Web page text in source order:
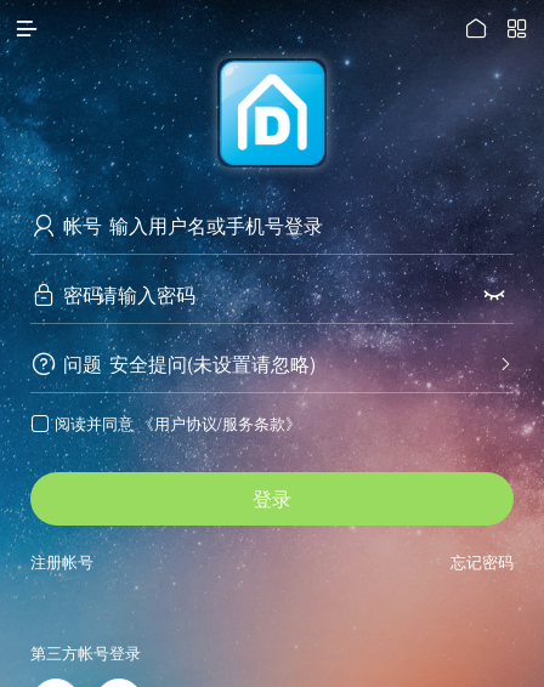

访问电脑版
 

 帐号
 密码 
 问题 
安全提问(未设置请忽略)
 阅读并同意 《用户协议/服务条款》
登录
忘记密码
注册帐号
第三方帐号登录